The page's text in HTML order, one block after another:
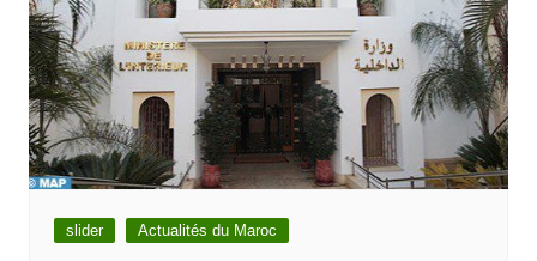
slider Actualités du Maroc